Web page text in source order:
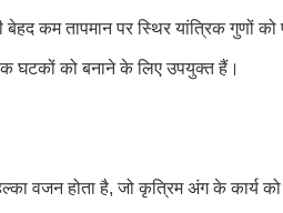
बेहद कम तापमान पर स्थिर यांत्रिक गुणों
घटकों को बनाने के लिए उपयुक्त हैं।
वजन होता है, जो कृत्रिम अंग के कार्य